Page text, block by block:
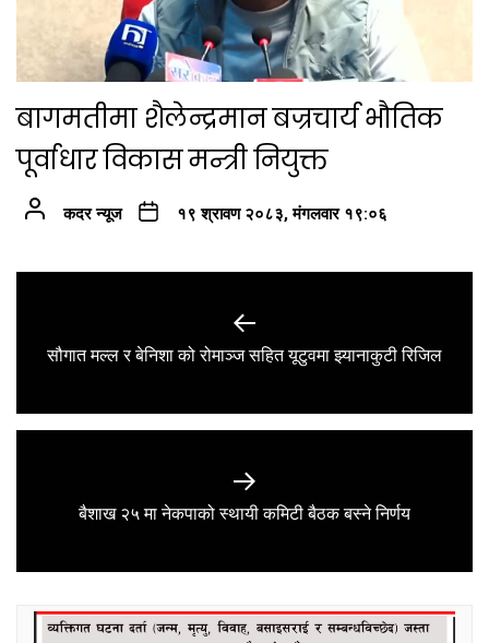
बागमतीमा शैलेन्द्रमान बज्रचार्य भौतिक
पूर्वाधार विकास मन्त्री नियुक्त
कदर न्यूज १९ श्रावण २०८३, मंगलवार १९:०६
Previous
सौगात मल्ल र बेनिशा को रोमाञ्ज सहित यूटुवमा झ्यानाकुटी रिजिल
Next
बैशाख २५ मा नेकपाको स्थायी कमिटी बैठक बस्ने निर्णय